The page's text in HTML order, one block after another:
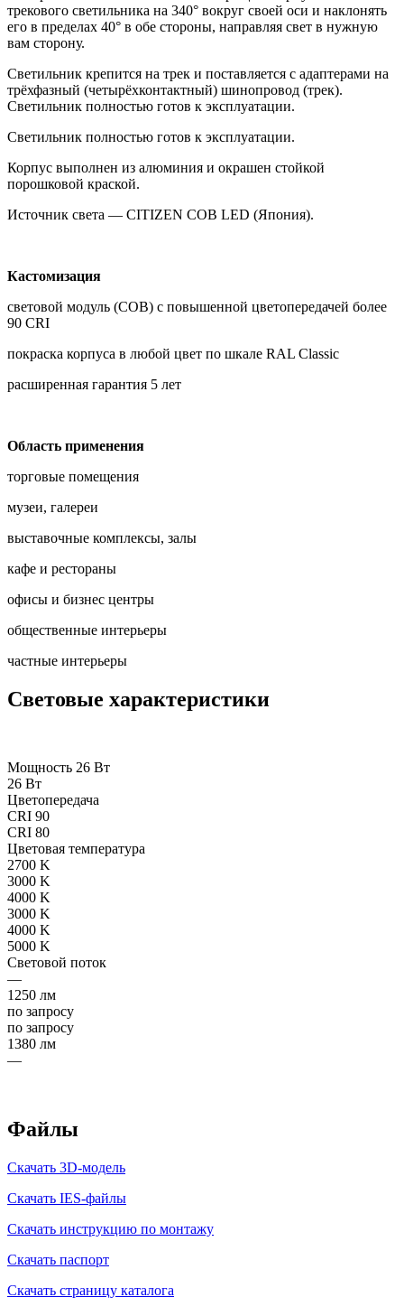
трекового светильника на 340° вокруг своей оси и наклонять
его в пределах 40° в обе стороны, направляя свет в нужную
вам сторону.
Светильник крепится на трек и поставляется с адаптерами на
трёхфазный (четырёхконтактный) шинопровод (трек).
Светильник полностью готов к эксплуатации.
Светильник полностью готов к эксплуатации.
Корпус выполнен из алюминия и окрашен стойкой
порошковой краской.
Источник света — CITIZEN COB LED (Япония).
Кастомизация
световой модуль (COB) с повышенной цветопередачей более
90 CRI
покраска корпуса в любой цвет по шкале RAL Classic
расширенная гарантия 5 лет
Область применения
торговые помещения
музеи, галереи
выставочные комплексы, залы
кафе и рестораны
офисы и бизнес центры
общественные интерьеры
частные интерьеры
Световые характеристики
Мощность 26 Вт
26 Вт
Цветопередача
CRI 90
CRI 80
Цветовая температура
2700 K
3000 K
4000 K
3000 K
4000 K
5000 K
Световой поток
—
1250 лм
по запросу
по запросу
1380 лм
—
Файлы
Скачать 3D-модель
Скачать IES-файлы
Скачать инструкцию по монтажу
Скачать паспорт
Скачать страницу каталога